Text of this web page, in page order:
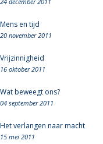
Mens en tijd
20 november 2011
Vrijzinnigheid
16 oktober 2011
Wat beweegt ons?
04 september 2011
Het verlangen naar macht
15 mei 2011